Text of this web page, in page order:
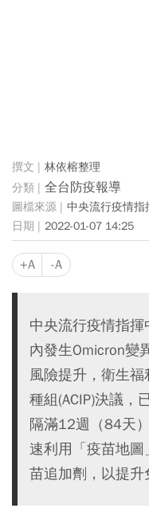
林依榕整理
全台防疫報導
中央流行疫情指
2022-01-07 14:25
+A -A
中央流行疫情指
內發生Omicron變
風險提升，衛生
種組(ACIP)決議，
隔滿12週（84天
速利用「疫苗地圖
苗追加劑，以提升